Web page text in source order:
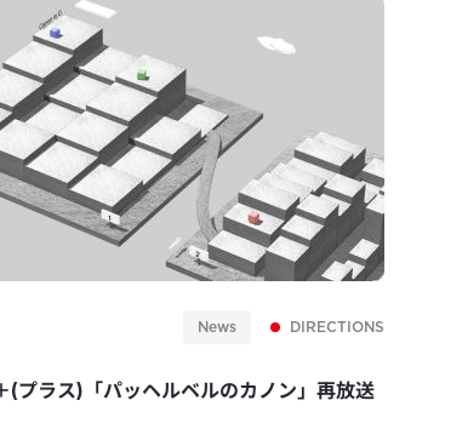
News DIRECTIONS
(プラス)「パッヘルベルのカノン」再放送